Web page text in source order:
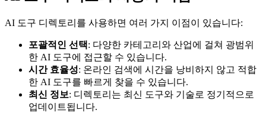
AI 도구 디렉토리를 사용하면 여러 가지 이점이 있습니다:
포괄적인 선택: 다양한 카테고리와 산업에 걸쳐 광범위
한 AI 도구에 접근할 수 있습니다.
시간 효율성: 온라인 검색에 시간을 낭비하지 않고 적합
한 AI 도구를 빠르게 찾을 수 있습니다.
최신 정보: 디렉토리는 최신 도구와 기술로 정기적으로
업데이트됩니다.